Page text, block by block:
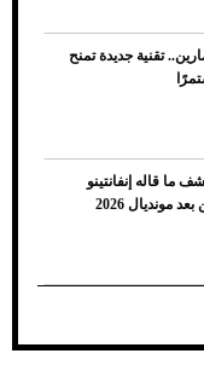
للقميص
تقنية جديدة تمنح
ما قاله إنفانتينو
مونديال 2026
طريقة استخراج رقم
أبشر